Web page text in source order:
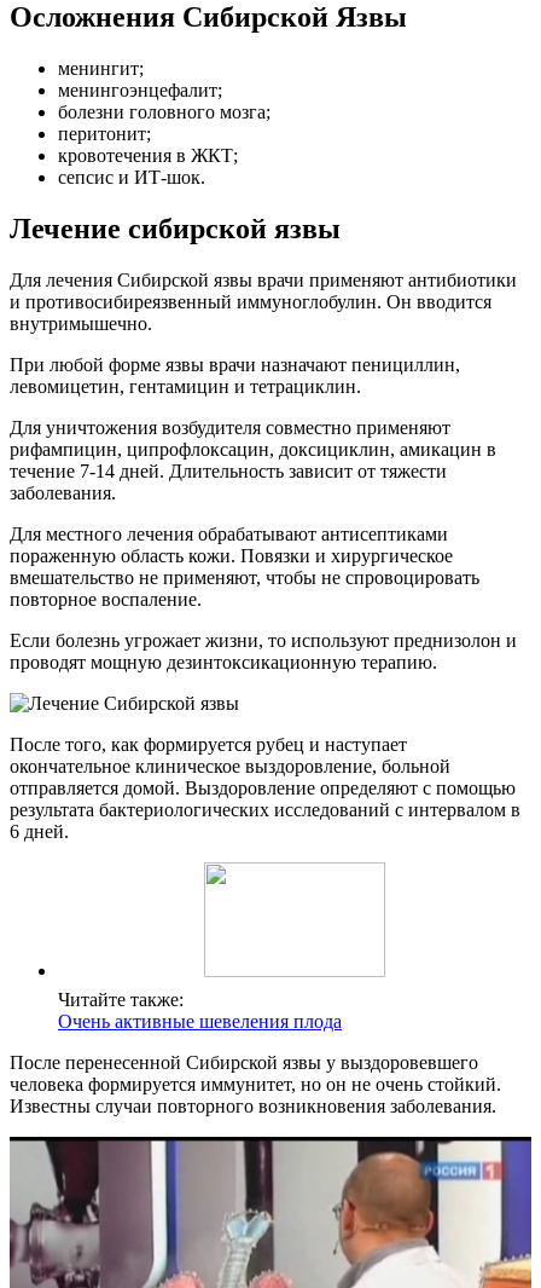
Осложнения Сибирской Язвы
менингит;
менингоэнцефалит;
болезни головного мозга;
перитонит;
кровотечения в ЖКТ;
сепсис и ИТ-шок.
Лечение сибирской язвы
Для лечения Сибирской язвы врачи применяют антибиотики
и противосибиреязвенный иммуноглобулин. Он вводится
внутримышечно.
При любой форме язвы врачи назначают пенициллин,
левомицетин, гентамицин и тетрациклин.
Для уничтожения возбудителя совместно применяют
рифампицин, ципрофлоксацин, доксициклин, амикацин в
течение 7-14 дней. Длительность зависит от тяжести
заболевания.
Для местного лечения обрабатывают антисептиками
пораженную область кожи. Повязки и хирургическое
вмешательство не применяют, чтобы не спровоцировать
повторное воспаление.
Если болезнь угрожает жизни, то используют преднизолон и
проводят мощную дезинтоксикационную терапию.
После того, как формируется рубец и наступает
окончательное клиническое выздоровление, больной
отправляется домой. Выздоровление определяют с помощью
результата бактериологических исследований с интервалом в
6 дней.
Читайте также:
Очень активные шевеления плода
После перенесенной Сибирской язвы у выздоровевшего
человека формируется иммунитет, но он не очень стойкий.
Известны случаи повторного возникновения заболевания.